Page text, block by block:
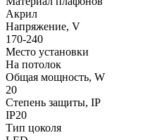
Акрил
Напряжение, V
170-240
Место установки
На потолок
Общая мощность, W
20
Степень защиты, IP
IP20
Тип цоколя